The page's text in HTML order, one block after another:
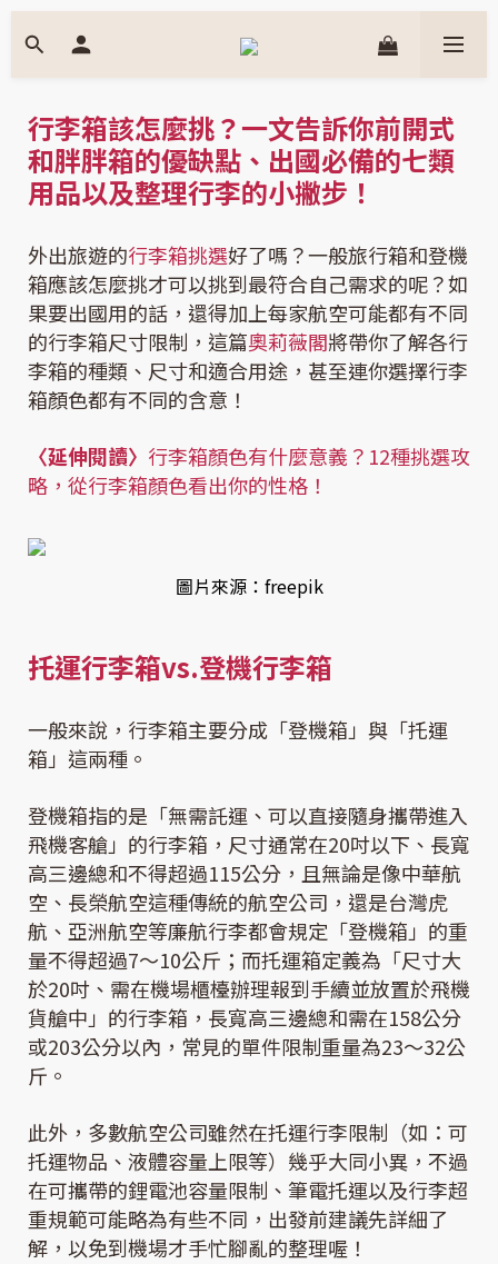
行李箱該怎麼挑？一文告訴你前開式
和胖胖箱的優缺點、出國必備的七類
用品以及整理行李的小撇步！
外出旅遊的行李箱挑選好了嗎？一般旅行箱和登機
箱應該怎麼挑才可以挑到最符合自己需求的呢？如
果要出國用的話，還得加上每家航空可能都有不同
的行李箱尺寸限制，這篇奧莉薇閣將帶你了解各行
李箱的種類、尺寸和適合用途，甚至連你選擇行李
箱顏色都有不同的含意！
〈延伸閱讀〉 行李箱顏色有什麼意義？12種挑選攻
略，從行李箱顏色看出你的性格！
圖片來源：freepik
托運行李箱vs.登機行李箱
一般來說，行李箱主要分成「登機箱」與「托運
箱」這兩種。
登機箱指的是「無需託運、可以直接隨身攜帶進入
飛機客艙」的行李箱，尺寸通常在20吋以下、長寬
高三邊總和不得超過115公分，且無論是像中華航
空、長榮航空這種傳統的航空公司，還是台灣虎
航、亞洲航空等廉航行李都會規定「登機箱」的重
量不得超過7～10公斤；而托運箱定義為「尺寸大
於20吋、需在機場櫃檯辦理報到手續並放置於飛機
貨艙中」的行李箱，長寬高三邊總和需在158公分
或203公分以內，常見的單件限制重量為23～32公
斤。
此外，多數航空公司雖然在托運行李限制（如：可
托運物品、液體容量上限等）幾乎大同小異，不過
在可攜帶的鋰電池容量限制、筆電托運以及行李超
重規範可能略為有些不同，出發前建議先詳細了
解，以免到機場才手忙腳亂的整理喔！